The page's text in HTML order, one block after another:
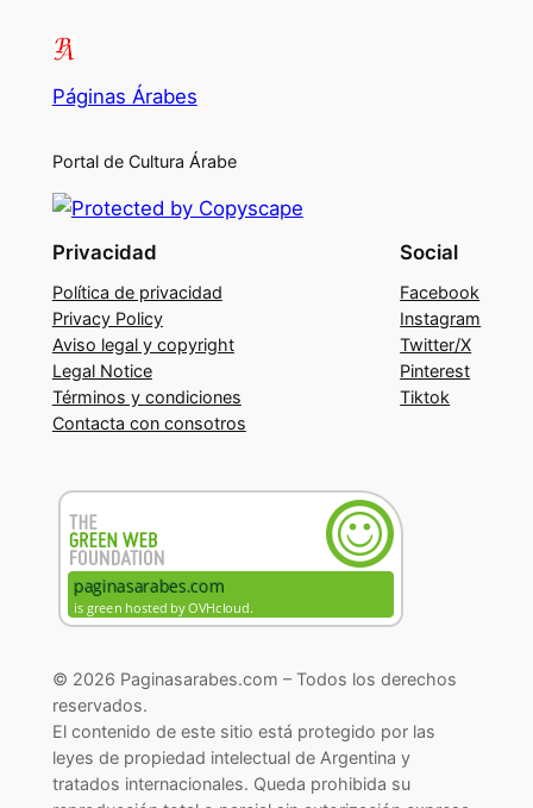
Páginas Árabes
Portal de Cultura Árabe
Privacidad
Política de privacidad
Privacy Policy
Aviso legal y copyright
Legal Notice
Términos y condiciones
Contacta con consotros
Social
Facebook
Instagram
Twitter/X
Pinterest
Tiktok
© 2026 Paginasarabes.com – Todos los derechos
reservados.
El contenido de este sitio está protegido por las
leyes de propiedad intelectual de Argentina y
tratados internacionales. Queda prohibida su